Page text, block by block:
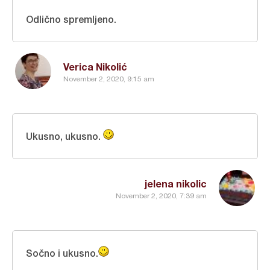
Verica Nikolić
November 2, 2020, 9:15 am
Odlično spremljeno.
jelena nikolic
November 2, 2020, 7:39 am
Ukusno, ukusno.
Sočno i ukusno.